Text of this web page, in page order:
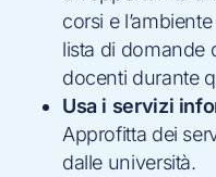
corsi e
lista di domande
docenti durante
Usa i servizi
Approfitta dei
dalle università.